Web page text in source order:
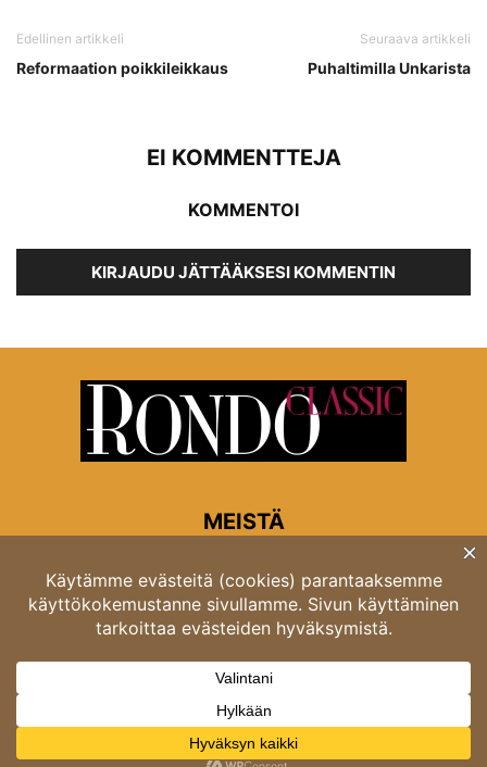
Edellinen artikkeli
Reformaation poikkileikkaus
Seuraava artikkeli
Puhaltimilla Unkarista
EI KOMMENTTEJA
KOMMENTOI
KIRJAUDU JÄTTÄÄKSESI KOMMENTIN
MEISTÄ
Rondon toimitus
Opastinsilta 6A 00520 Helsinki
Asiakaspalvelu: puh. 03 4246 5318
asiakaspalvelu@rondo.fi
Ota meihin yhteyttä:toimitus@rondo.fi
© Classicus Oy 2026 ver 2.4